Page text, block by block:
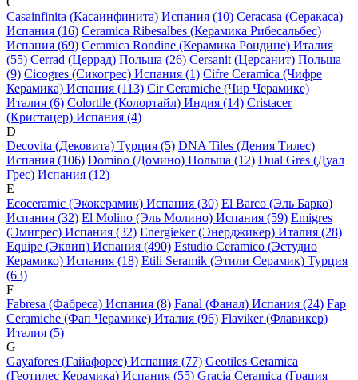
Casainfinita (Касаинфинита) Испания (10) Ceracasa (Серакаса)
Испания (16) Ceramica Ribesalbes (Керамика Рибесальбес)
Испания (69) Ceramica Rondine (Керамика Рондине) Италия
(55) Cerrad (Церрад) Польша (26) Cersanit (Церсанит) Польша
(9) Cicogres (Сикогрес) Испания (1) Cifre Ceramica (Чифре
Керамика) Испания (113) Cir Ceramiche (Чир Черамике)
Италия (6) Colortile (Колортайл) Индия (14) Cristacer
(Кристацер) Испания (4)
D
Decovita (Дековита) Турция (5) DNA Tiles (Дения Тилес)
Испания (106) Domino (Домино) Польша (12) Dual Gres (Дуал
Грес) Испания (12)
E
Ecoceramic (Экокерамик) Испания (30) El Barco (Эль Барко)
Испания (32) El Molino (Эль Молино) Испания (59) Emigres
(Эмигрес) Испания (32) Energieker (Энерджикер) Италия (28)
Equipe (Эквип) Испания (490) Estudio Ceramico (Эстудио
Керамико) Испания (18) Etili Seramik (Этили Серамик) Турция
(63)
F
Fabresa (Фабреса) Испания (8) Fanal (Фанал) Испания (24) Fap
Ceramiche (Фап Черамике) Италия (96) Flaviker (Флавикер)
Италия (5)
G
Gayafores (Гайафорес) Испания (77) Geotiles Ceramica
(Геотилес Керамика) Испания (55) Gracia Ceramica (Грация